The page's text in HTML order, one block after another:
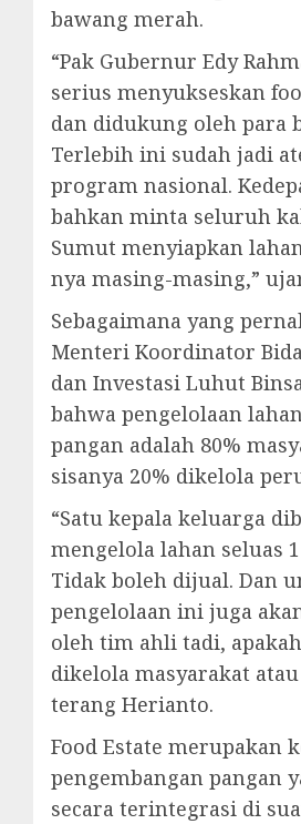
bawang merah.
“Pak Gubernur Edy
serius menyukseskan
dan didukung oleh para
Terlebih ini sudah jadi
program nasional.
bahkan minta seluruh
Sumut menyiapkan
nya masing-masing,”
Sebagaimana yang
Menteri Koordinator
dan Investasi Luhut
bahwa pengelolaan
pangan adalah 80%
sisanya 20% dikelola
“Satu kepala keluarga
mengelola lahan seluas
Tidak boleh dijual. Dan
pengelolaan ini juga
oleh tim ahli tadi,
dikelola masyarakat
terang Herianto.
Food Estate merupakan
pengembangan pangan
secara terintegrasi di